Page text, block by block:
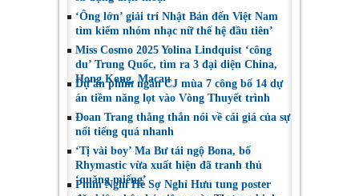
‘Ông lớn’ giải trí Nhật Bản đến Việt Nam
tìm kiếm nhóm nhạc nữ thế hệ đầu tiên’
Miss Cosmo 2025 Yolina Lindquist ‘công
du’ Trung Quốc, tìm ra 3 đại diện China,
Hong Kong, Macau
Dự án phim ngắn CJ mùa 7 công bố 14 dự
án tiềm năng lọt vào Vòng Thuyết trình
Đoan Trang thẳng thắn nói về cái giá của sự
nổi tiếng quá nhanh
‘Tị vài boy’ Ma Bư tái ngộ Bona, bố
Rhymastic vừa xuất hiện đã tranh thủ
‘quăng miếng’
Phim Nghỉ Hè Sợ Nghỉ Hưu tung poster